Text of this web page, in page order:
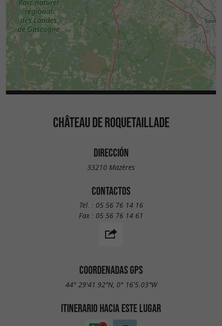
CHÂTEAU DE ROQUETAILLADE
DIRECCIÓN
33210 Mazères
CONTACTOS
Tel. : 05 56 76 14 16
Fax : 05 56 76 14 61
COORDENADAS GPS
44° 29'41.92"N, 0° 16'5.03"W
ITINERARIO HACIA ESTE LUGAR